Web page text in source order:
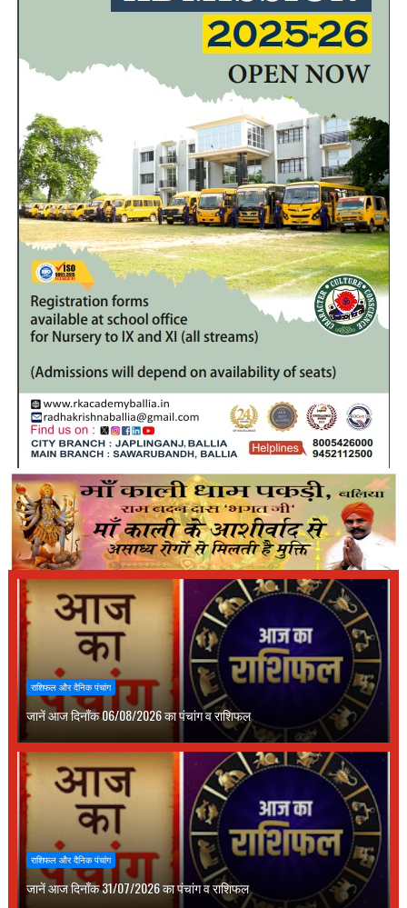
राशिफल और दैनिक पंचांग
जानें आज दिनाँक 06/08/2026 का पंचांग व राशिफल
राशिफल और दैनिक पंचांग
जानें आज दिनाँक 31/07/2026 का पंचांग व राशिफल